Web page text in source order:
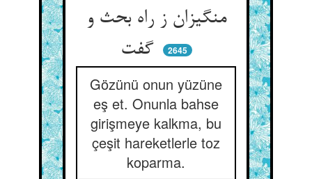
منگیزان ز راه بحث و
گفت
2645
Gözünü onun yüzüne
eş et. Onunla bahse
girişmeye kalkma, bu
çeşit hareketlerle toz
koparma.